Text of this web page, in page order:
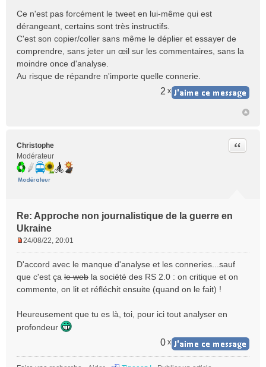
n
l
u
Ce n'est pas forcément le tweet en lui-même qui est
dérangeant, certains sont très instructifs.
C'est son copier/coller sans même le déplier et essayer de
comprendre, sans jeter un œil sur les commentaires, sans la
moindre once d'analyse.
Au risque de répandre n'importe quelle connerie.
2 x
Christophe
Modérateur
Re: Approche non journalistique de la guerre en
Ukraine
Citer
s
s
a
e
l
24/08/22, 20:01
D'accord avec le manque d'analyse et les conneries...sauf
que c'est ça le web la société des RS 2.0 : on critique et on
commente, on lit et réfléchit ensuite (quand on le fait) !
Heureusement que tu es là, toi, pour ici tout analyser en
profondeur
0 x